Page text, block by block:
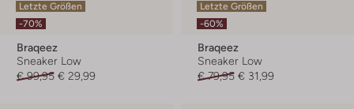
Letzte Größen
-70%
Braqeez
Sneaker Low
€ 99,95 € 29,99
Letzte Größen
-60%
Braqeez
Sneaker Low
€ 79,95 € 31,99